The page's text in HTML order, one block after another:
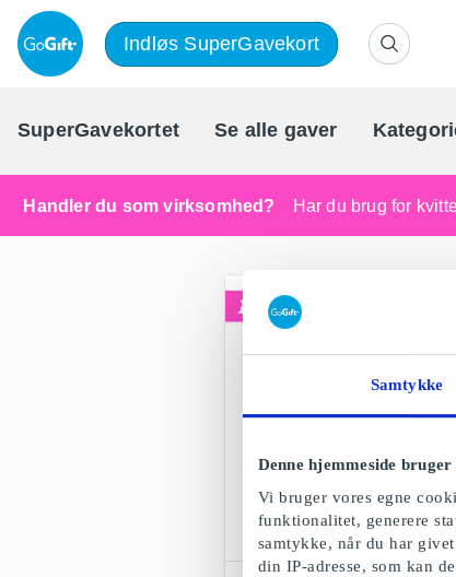
Samtykke
Denne hjemmeside bruger
Vi bruger vores egne
funktionalitet, generere
samtykke, når du har
din IP-adresse, som kan
Indløs SuperGavekort
SuperGavekortet Se alle gaver
Handler du som virksomhed? Har du brug for